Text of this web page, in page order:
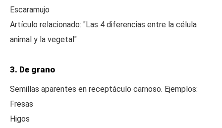
Escaramujo
Artículo relacionado: "Las 4 diferencias entre la célula
animal y la vegetal"
3. De grano
Semillas aparentes en receptáculo carnoso. Ejemplos:
Fresas
Higos